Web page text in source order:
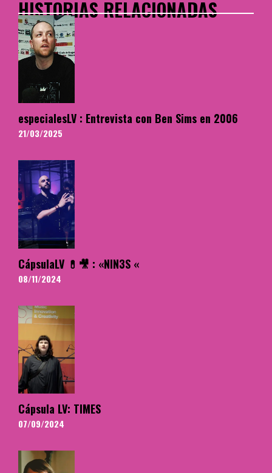
HISTORIAS RELACIONADAS
especialesLV : Entrevista con Ben Sims en 2006
21/03/2025
CápsulaLV 💊🎥 : «NIN3S «
08/11/2024
Cápsula LV: TIMES
07/09/2024